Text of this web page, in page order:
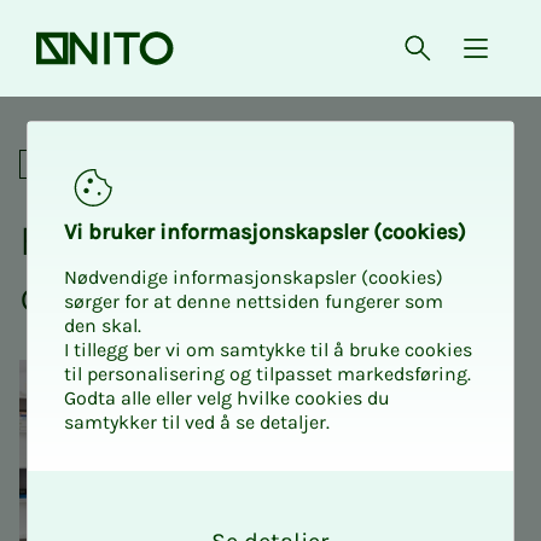
Forsiden Åpne søk
{
Fagnettverk
Fag­­nett­verk for egen be­­
drift
Vi bru­­ker in­­for­­ma­­sjons­­kaps­­­ler (cookies)
Nødvendige informasjonskapsler (cookies)
sørger for at denne nettsiden fungerer som
den skal.
I tillegg ber vi om samtykke til å bruke cookies
til personalisering og tilpasset markedsføring.
Godta alle eller velg hvilke cookies du
samtykker til ved å se detaljer.